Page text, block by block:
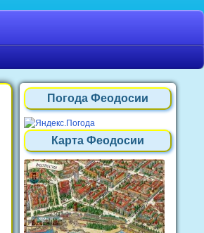
Погода Феодосии
Карта Феодосии